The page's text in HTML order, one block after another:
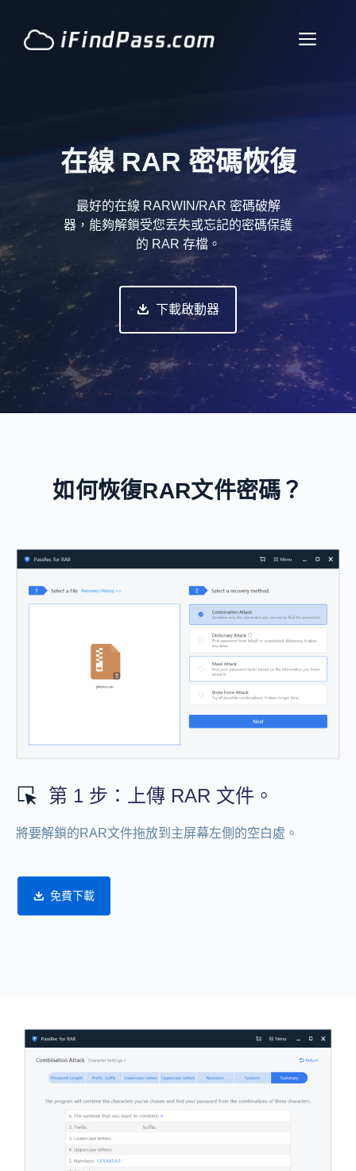
菜
在線 RAR 密碼恢復
最好的在線 RARWIN/RAR 密碼破解
器，能夠解鎖受您丟失或忘記的密碼保護
的 RAR 存檔。
下載啟動器
如何恢復RAR文件密碼？
第 1 步：上傳 RAR 文件。
將要解鎖的RAR文件拖放到主屏幕左側的空白處。
免費下載